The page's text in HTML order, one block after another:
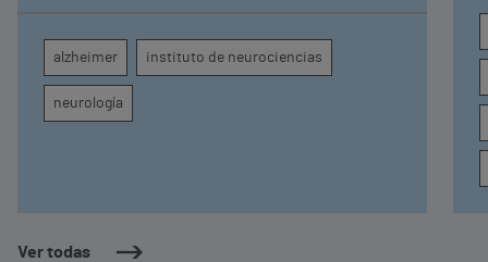
Ver todas
seguimiento clínico de cada paciente
alzheimer instituto de neurociencias
neurología